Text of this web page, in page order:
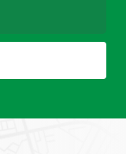
Óleos